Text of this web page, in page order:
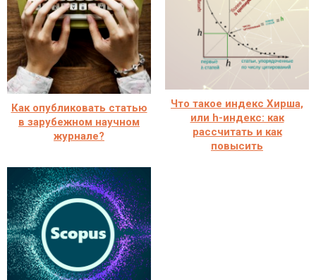
Как опубликовать статью
в зарубежном научном
журнале?
Что такое индекс Хирша,
или h-индекс: как
рассчитать и как
повысить